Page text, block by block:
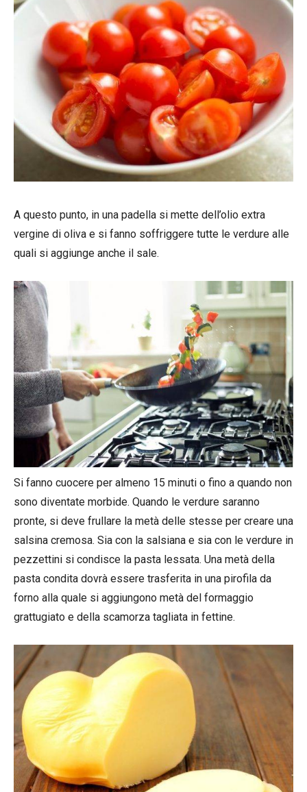
A questo punto, in una padella si mette dell’olio extra
vergine di oliva e si fanno soffriggere tutte le verdure alle
quali si aggiunge anche il sale.
Si fanno cuocere per almeno 15 minuti o fino a quando non
sono diventate morbide. Quando le verdure saranno
pronte, si deve frullare la metà delle stesse per creare una
salsina cremosa. Sia con la salsiana e sia con le verdure in
pezzettini si condisce la pasta lessata. Una metà della
pasta condita dovrà essere trasferita in una pirofila da
forno alla quale si aggiungono metà del formaggio
grattugiato e della scamorza tagliata in fettine.